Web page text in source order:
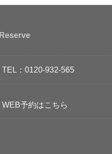
Reserve
TEL：0120-932-565
WEB予約はこちら